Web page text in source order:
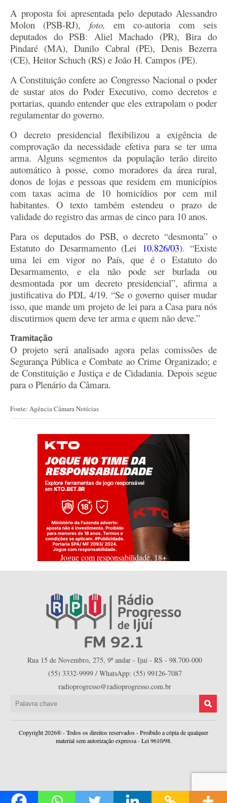
A proposta foi apresentada pelo deputado Alessandro
Molon (PSB-RJ), foto, em co-autoria com seis
deputados do PSB: Aliel Machado (PR), Bira do
Pindaré (MA), Danilo Cabral (PE), Denis Bezerra
(CE), Heitor Schuch (RS) e João H. Campos (PE).
A Constituição confere ao Congresso Nacional o poder
de sustar atos do Poder Executivo, como decretos e
portarias, quando entender que eles extrapolam o poder
regulamentar do governo.
O decreto presidencial flexibilizou a exigência de
comprovação da necessidade efetiva para se ter uma
arma. Alguns segmentos da população terão direito
automático à posse, como moradores da área rural,
donos de lojas e pessoas que residem em municípios
com taxas acima de 10 homicídios por cem mil
habitantes. O texto também estendeu o prazo de
validade do registro das armas de cinco para 10 anos.
Para os deputados do PSB, o decreto “desmonta” o
Estatuto do Desarmamento (Lei 10.826/03). “Existe
uma lei em vigor no País, que é o Estatuto do
Desarmamento, e ela não pode ser burlada ou
desmontada por um decreto presidencial”, afirma a
justificativa do PDL 4/19. “Se o governo quiser mudar
isso, que mande um projeto de lei para a Casa para nós
discutirmos quem deve ter arma e quem não deve.”
Tramitação
O projeto será analisado agora pelas comissões de
Segurança Pública e Combate ao Crime Organizado; e
de Constituição e Justiça e de Cidadania. Depois segue
para o Plenário da Câmara.
Fonte: Agência Câmara Notícias
Jogue com responsabilidade. 18+
Rua 15 de Novembro, 275, 9º andar - Ijuí - RS - 98.700-000
(55) 3332-9999 / WhatsApp: (55) 99126-7087
radioprogresso@radioprogresso.com.br
Copyright 2026® - Todos os direitos reservados - Proibido a cópia de qualquer
material sem autorização expressa - Lei 9610/98.